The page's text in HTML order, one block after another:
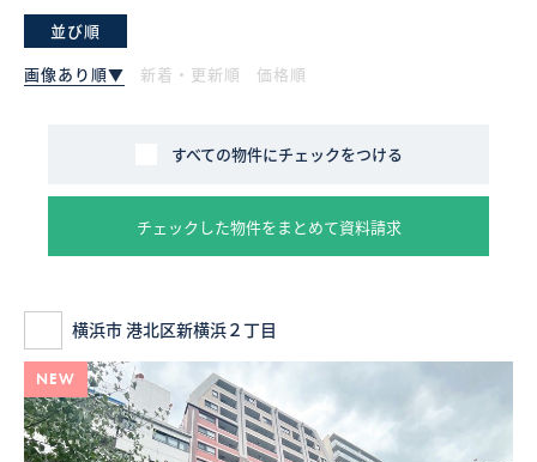
お知らせ
採用情報
サイトマップ
お気に入り物件一覧
並び順
画像あり順▼
新着・更新順 価格順
すべての物件にチェックをつける
チェックした物件をまとめて資料請求
横浜市 港北区新横浜２丁目
NEW